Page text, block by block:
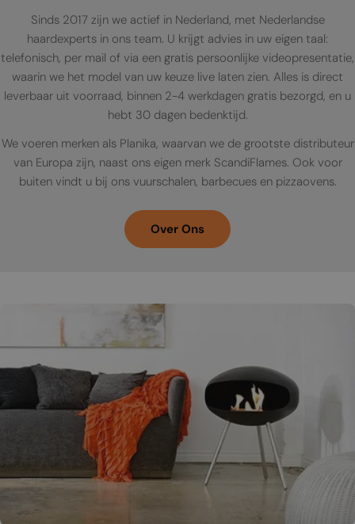
Sinds 2017 zijn we actief in Nederland, met Nederlandse
haardexperts in ons team. U krijgt advies in uw eigen taal:
telefonisch, per mail of via een gratis persoonlijke videopresentatie,
waarin we het model van uw keuze live laten zien. Alles is direct
leverbaar uit voorraad, binnen 2-4 werkdagen gratis bezorgd, en u
hebt 30 dagen bedenktijd.
We voeren merken als Planika, waarvan we de grootste distributeur
van Europa zijn, naast ons eigen merk ScandiFlames. Ook voor
buiten vindt u bij ons vuurschalen, barbecues en pizzaovens.
Over Ons